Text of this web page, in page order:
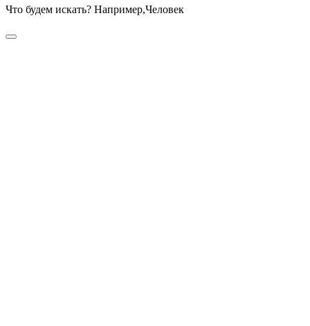
Что будем искать? Например,Человек